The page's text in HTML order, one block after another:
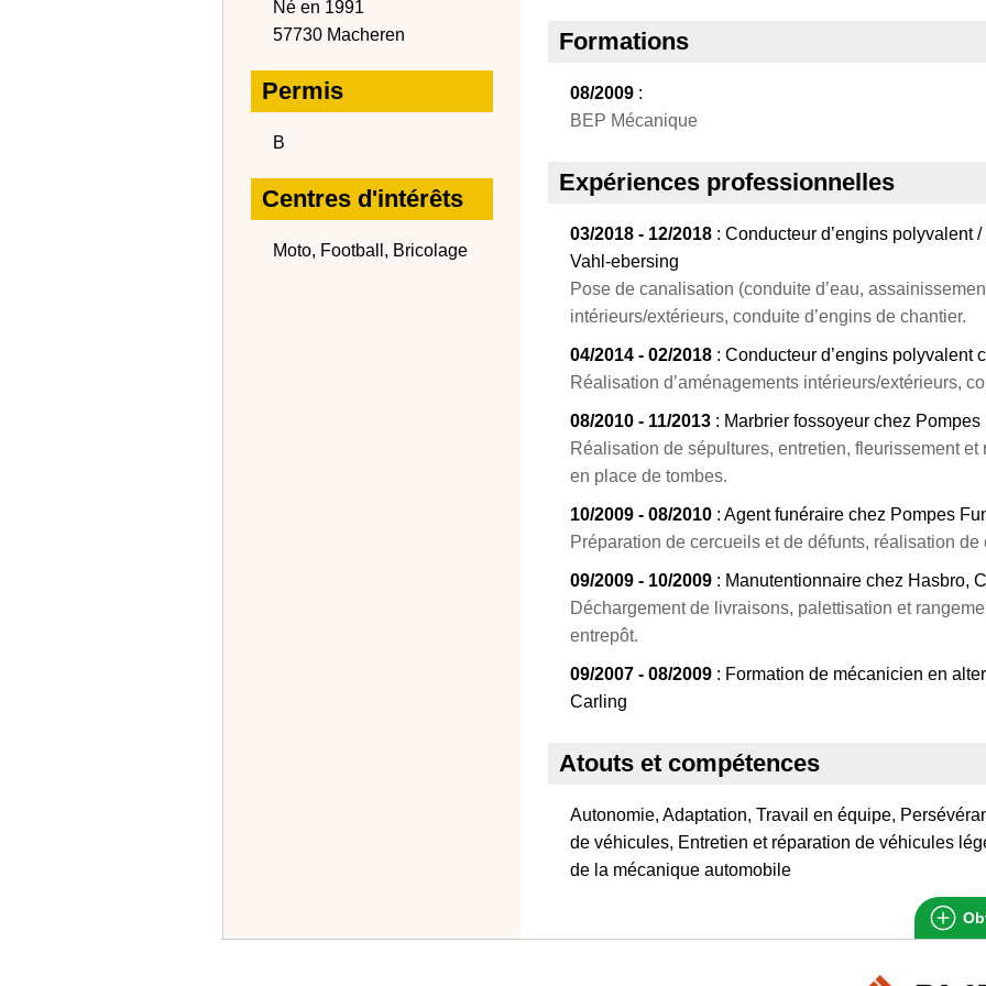
Né en 1991
57730 Macheren
Permis
B
Centres d'intérêts
Moto, Football, Bricolage
Formations
08/2009 :
BEP Mécanique
Expériences professionnelles
03/2018 - 12/2018 : Conducteur d’engins polyvalent
Vahl-ebersing
Pose de canalisation (conduite d’eau,
intérieurs/extérieurs, conduite d’engins de chantier.
04/2014 - 02/2018 : Conducteur d’engins polyvalent
Réalisation d’aménagements intérieurs/extérieurs,
08/2010 - 11/2013 : Marbrier fossoyeur chez
Réalisation de sépultures, entretien, fleurissement
en place de tombes.
10/2009 - 08/2010 : Agent funéraire chez Pompes
Préparation de cercueils et de défunts, réalisation
09/2009 - 10/2009 : Manutentionnaire chez Hasbro,
Déchargement de livraisons, palettisation et
entrepôt.
09/2007 - 08/2009 : Formation de mécanicien en
Carling
Atouts et compétences
Autonomie, Adaptation, Travail en équipe,
de véhicules, Entretien et réparation de véhicules
de la mécanique automobile